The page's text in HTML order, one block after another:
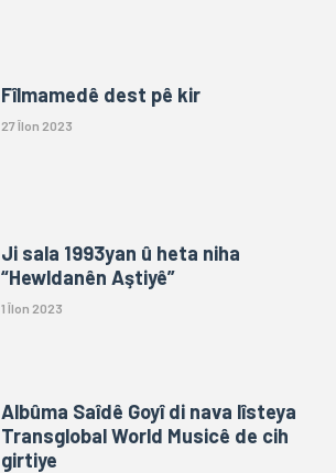
Fîlmamedê dest pê kir
27 Îlon 2023
Ji sala 1993yan û heta niha
“Hewldanên Aştiyê”
1 Îlon 2023
Albûma Saîdê Goyî di nava lîsteya
Transglobal World Musicê de cih
girtiye